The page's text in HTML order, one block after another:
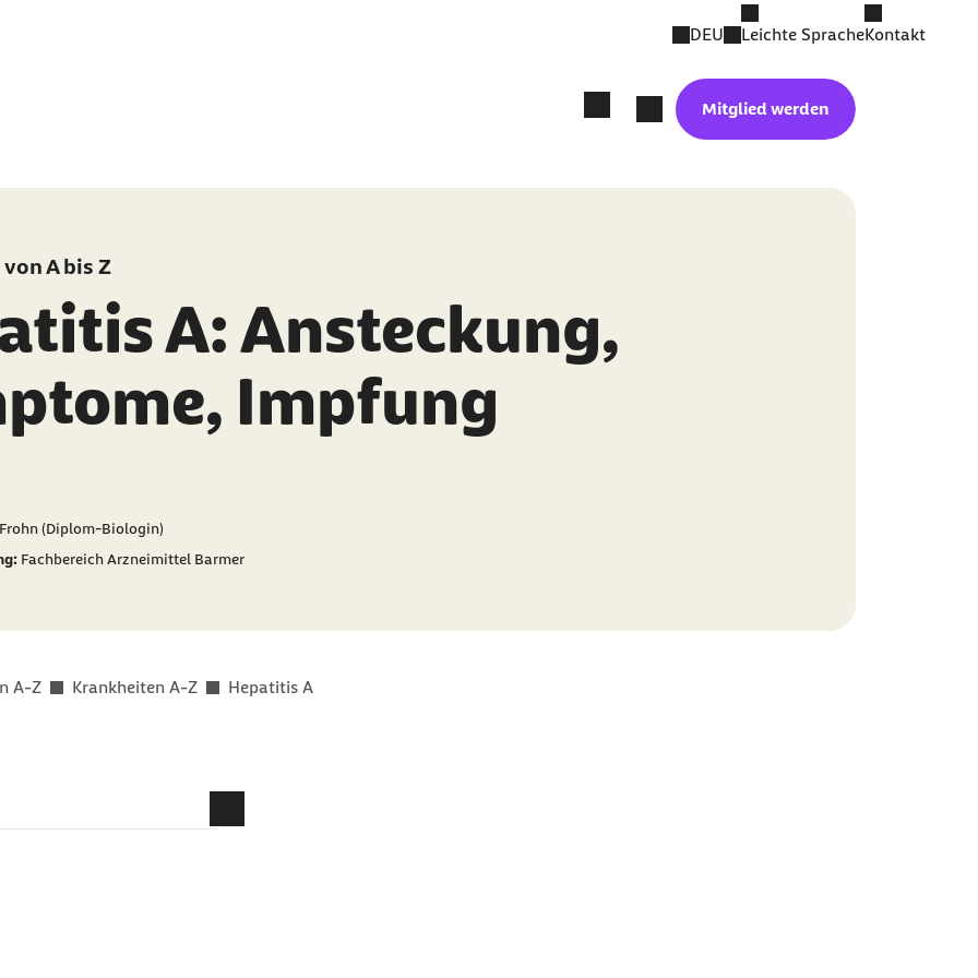
DEU Leichte SpracheKontakt
Mitglied werden
A bis Z
A: Ansteckung,
Impfung
als
(Diplom-Biologin)
Fachbereich Arzneimittel Barmer
A-Z Krankheiten A-Z Hepatitis A